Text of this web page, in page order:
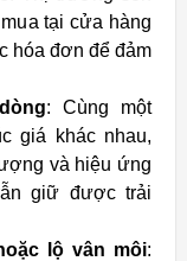
tại cửa hàng
hóa đơn để đảm
: Cùng một
giá khác nhau,
và hiệu ứng
giữ được trải
lộ vân môi: